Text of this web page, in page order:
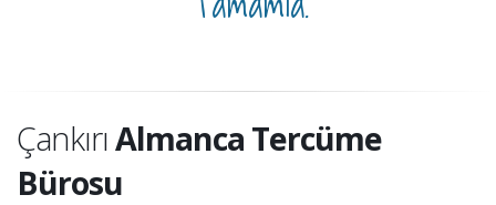
ÇankırıAlmanca Tercüme
Bürosu